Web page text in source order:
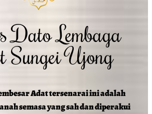
Dato Lembaga
Sungei Ujong
Adat tersenarai ini adalah
semasa yang sah dan diperakui